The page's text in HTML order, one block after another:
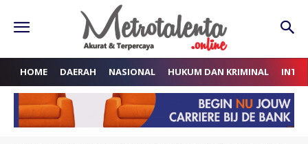
HOME DAERAH NASIONAL HUKUM DAN KRIMINAL